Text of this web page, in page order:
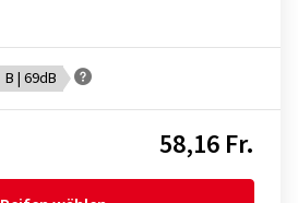
B | 69dB
58,16 Fr.